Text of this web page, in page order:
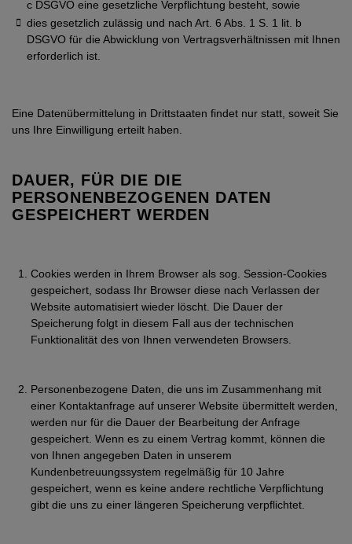
c DSGVO eine gesetzliche Verpflichtung besteht, sowie
dies gesetzlich zulässig und nach Art. 6 Abs. 1 S. 1 lit. b
DSGVO für die Abwicklung von Vertragsverhältnissen mit Ihnen
erforderlich ist.
Eine Datenübermittelung in Drittstaaten findet nur statt, soweit Sie
uns Ihre Einwilligung erteilt haben.
DAUER, FÜR DIE DIE
PERSONENBEZOGENEN DATEN
GESPEICHERT WERDEN
Cookies werden in Ihrem Browser als sog. Session-Cookies
gespeichert, sodass Ihr Browser diese nach Verlassen der
Website automatisiert wieder löscht. Die Dauer der
Speicherung folgt in diesem Fall aus der technischen
Funktionalität des von Ihnen verwendeten Browsers.
Personenbezogene Daten, die uns im Zusammenhang mit
einer Kontaktanfrage auf unserer Website übermittelt werden,
werden nur für die Dauer der Bearbeitung der Anfrage
gespeichert. Wenn es zu einem Vertrag kommt, können die
von Ihnen angegeben Daten in unserem
Kundenbetreuungssystem regelmäßig für 10 Jahre
gespeichert, wenn es keine andere rechtliche Verpflichtung
gibt die uns zu einer längeren Speicherung verpflichtet.